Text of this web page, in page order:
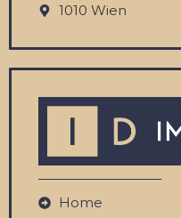
1010 Wien
Home